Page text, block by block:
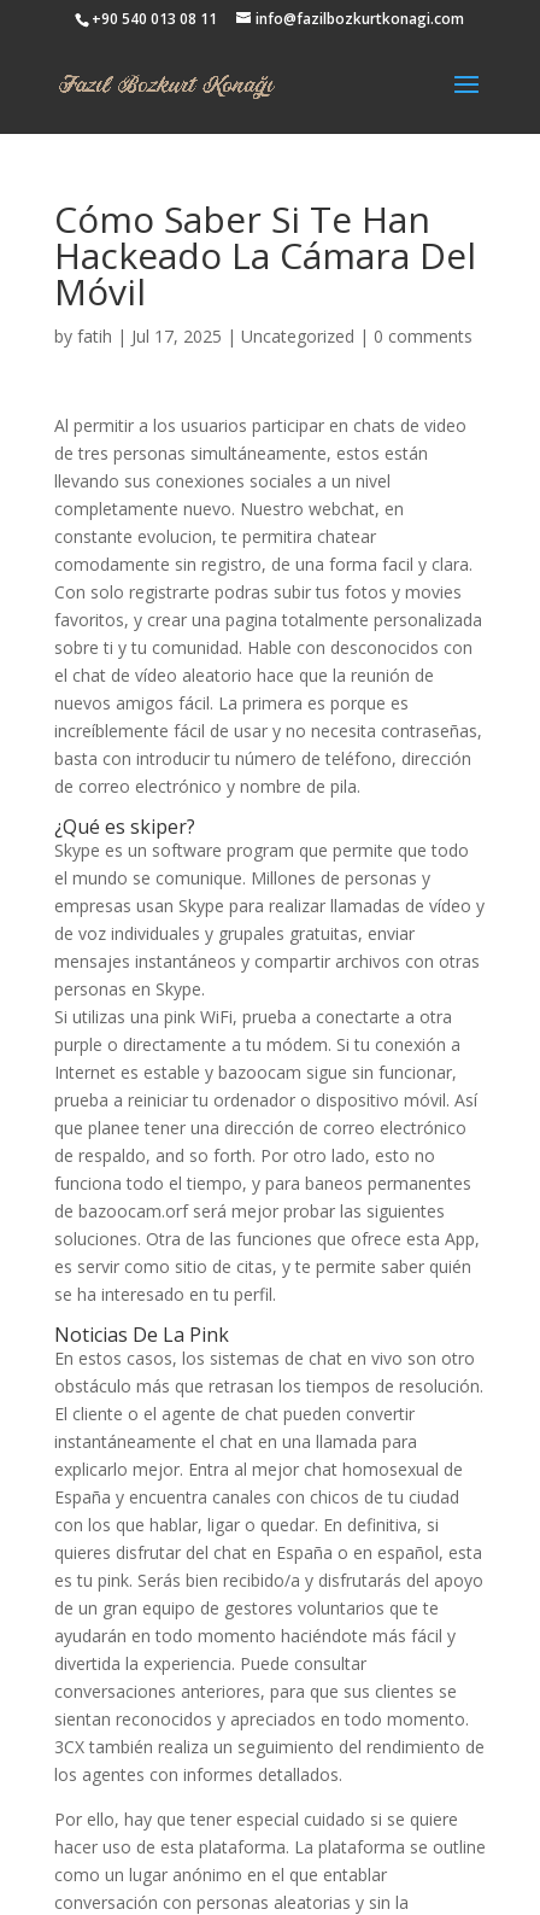
+90 540 013 08 11 info@fazilbozkurtkonagi.com
Cómo Saber Si Te Han
Hackeado La Cámara Del
Móvil
by fatih | Jul 17, 2025 | Uncategorized | 0 comments
Al permitir a los usuarios participar en chats de video
de tres personas simultáneamente, estos están
llevando sus conexiones sociales a un nivel
completamente nuevo. Nuestro webchat, en
constante evolucion, te permitira chatear
comodamente sin registro, de una forma facil y clara.
Con solo registrarte podras subir tus fotos y movies
favoritos, y crear una pagina totalmente personalizada
sobre ti y tu comunidad. Hable con desconocidos con
el chat de vídeo aleatorio hace que la reunión de
nuevos amigos fácil. La primera es porque es
increíblemente fácil de usar y no necesita contraseñas,
basta con introducir tu número de teléfono, dirección
de correo electrónico y nombre de pila.
¿Qué es skiper?
Skype es un software program que permite que todo
el mundo se comunique. Millones de personas y
empresas usan Skype para realizar llamadas de vídeo y
de voz individuales y grupales gratuitas, enviar
mensajes instantáneos y compartir archivos con otras
personas en Skype.
Si utilizas una pink WiFi, prueba a conectarte a otra
purple o directamente a tu módem. Si tu conexión a
Internet es estable y bazoocam sigue sin funcionar,
prueba a reiniciar tu ordenador o dispositivo móvil. Así
que planee tener una dirección de correo electrónico
de respaldo, and so forth. Por otro lado, esto no
funciona todo el tiempo, y para baneos permanentes
de bazoocam.orf será mejor probar las siguientes
soluciones. Otra de las funciones que ofrece esta App,
es servir como sitio de citas, y te permite saber quién
se ha interesado en tu perfil.
Noticias De La Pink
En estos casos, los sistemas de chat en vivo son otro
obstáculo más que retrasan los tiempos de resolución.
El cliente o el agente de chat pueden convertir
instantáneamente el chat en una llamada para
explicarlo mejor. Entra al mejor chat homosexual de
España y encuentra canales con chicos de tu ciudad
con los que hablar, ligar o quedar. En definitiva, si
quieres disfrutar del chat en España o en español, esta
es tu pink. Serás bien recibido/a y disfrutarás del apoyo
de un gran equipo de gestores voluntarios que te
ayudarán en todo momento haciéndote más fácil y
divertida la experiencia. Puede consultar
conversaciones anteriores, para que sus clientes se
sientan reconocidos y apreciados en todo momento.
3CX también realiza un seguimiento del rendimiento de
los agentes con informes detallados.
Por ello, hay que tener especial cuidado si se quiere
hacer uso de esta plataforma. La plataforma se outline
como un lugar anónimo en el que entablar
conversación con personas aleatorias y sin la